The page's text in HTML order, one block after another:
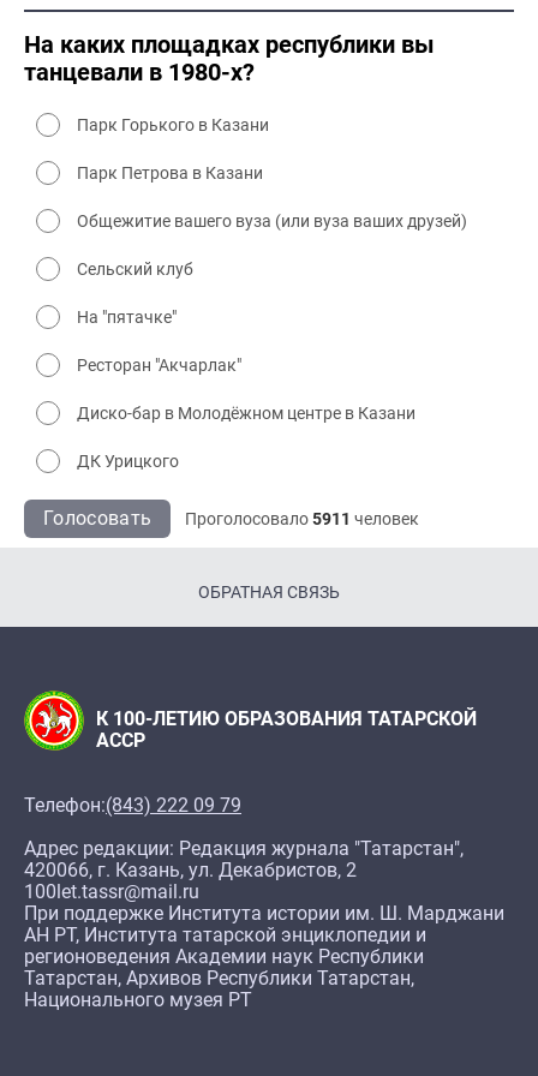
2000 культура
На каких площадках республики вы
танцевали в 1980-х?
Парк Горького в Казани
Парк Петрова в Казани
Общежитие вашего вуза (или вуза ваших друзей)
Сельский клуб
На "пятачке"
Ресторан "Акчарлак"
Диско-бар в Молодёжном центре в Казани
ДК Урицкого
Голосовать Проголосовало5911 человек
ОБРАТНАЯ СВЯЗЬ
К 100-ЛЕТИЮ ОБРАЗОВАНИЯ ТАТАРСКОЙ
АССР
Телефон:(843) 222 09 79
Адрес редакции: Редакция журнала "Татарстан",
420066, г. Казань, ул. Декабристов, 2
100let.tassr@mail.ru
При поддержке Института истории им. Ш. Марджани
АН РТ, Института татарской энциклопедии и
регионоведения Академии наук Республики
Татарстан, Архивов Республики Татарстан,
Национального музея РТ